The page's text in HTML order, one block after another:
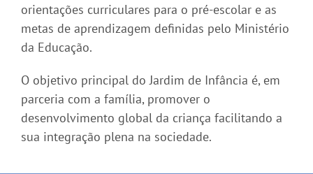
orientações curriculares para o pré-escolar e as
metas de aprendizagem definidas pelo Ministério
da Educação.
O objetivo principal do Jardim de Infância é, em
parceria com a família, promover o
desenvolvimento global da criança facilitando a
sua integração plena na sociedade.